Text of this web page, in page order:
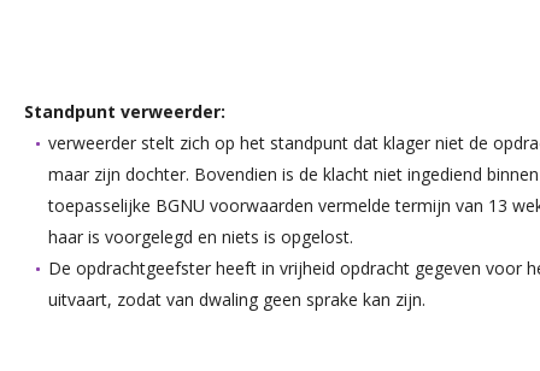
Standpunt verweerder:
verweerder stelt zich op het standpunt dat klager niet de
maar zijn dochter. Bovendien is de klacht niet ingediend
toepasselijke BGNU voorwaarden vermelde termijn van 13
haar is voorgelegd en niets is opgelost.
De opdrachtgeefster heeft in vrijheid opdracht gegeven voor
uitvaart, zodat van dwaling geen sprake kan zijn.